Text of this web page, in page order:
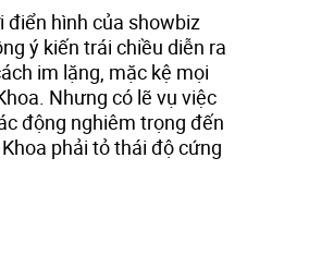
điển hình của showbiz
ý kiến trái chiều diễn ra
im lặng, mặc kệ mọi
Nhưng có lẽ vụ việc
động nghiêm trọng đến
phải tỏ thái độ cứng